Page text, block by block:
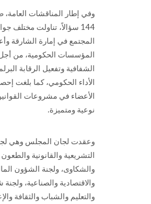
وفي إطار المناقشات العامة،
144 سؤالاً، تناولت مختلف
المجتمع في إمارة الشارقة
المؤسسات الحكومية، من أجل
الشفافية وتفعيل الرقابة
الأداء الحكومي، كما بلغت
نوعية ومتميزة.
وعقدت لجان المجلس وهي
التشريعية والقانونية
والشكاوى، ولجنة الشؤون
والاقتصادية والصناعية، ولجنة
والتعليم والشباب والثقافة